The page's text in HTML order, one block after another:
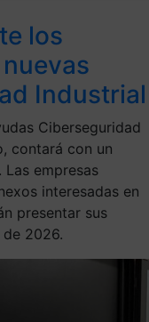
los
Industrial
Ciberseguridad
contará con un
empresas
interesadas en
presentar sus
2026.